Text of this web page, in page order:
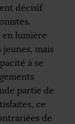
décisif
en lumière
mais
à se
partie de
ce
de